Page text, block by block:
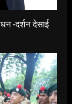
-दर्शन देसाई